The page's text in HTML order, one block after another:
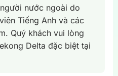
nước ngoài do
Tiếng Anh và các
Quý khách vui lòng
Delta đặc biệt tại